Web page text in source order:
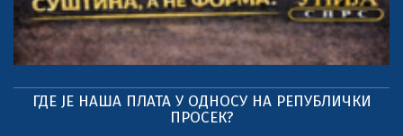
ГДЕ ЈЕ НАША ПЛАТА У ОДНОСУ НА РЕПУБЛИЧКИ
ПРОСЕК?